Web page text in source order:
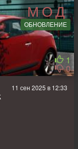
- 1.51;
МОД
ОБНОВЛЕНИЕ
1
0
11 сен 2025 в 12:33